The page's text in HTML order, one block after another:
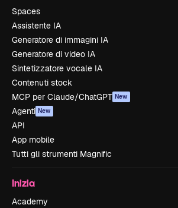
Spaces
Assistente IA
Generatore di immagini IA
Generatore di video IA
Sintetizzatore vocale IA
Contenuti stock
MCP per Claude/ChatGPT New
Agenti New
API
App mobile
Tutti gli strumenti Magnific
Inizia
Academy